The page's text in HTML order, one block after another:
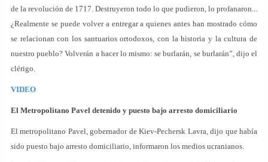
de la revolución de 1717. Destruyeron todo lo que pudieron, lo profanaron...
¿Realmente se puede volver a entregar a quienes antes han mostrado cómo
se relacionan con los santuarios ortodoxos, con la historia y la cultura de
nuestro pueblo? Volverán a hacer lo mismo: se burlarán, se burlarán”, dijo el
clérigo.
VIDEO
El Metropolitano Pavel detenido y puesto bajo arresto domiciliario
El metropolitano Pavel, gobernador de Kiev-Pechersk Lavra, dijo que había
sido puesto bajo arresto domiciliario, informaron los medios ucranianos.